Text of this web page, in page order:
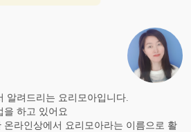
알려드리는 요리모아입니다.
을 하고 있어요
온라인상에서 요리모아라는 이름으로 활